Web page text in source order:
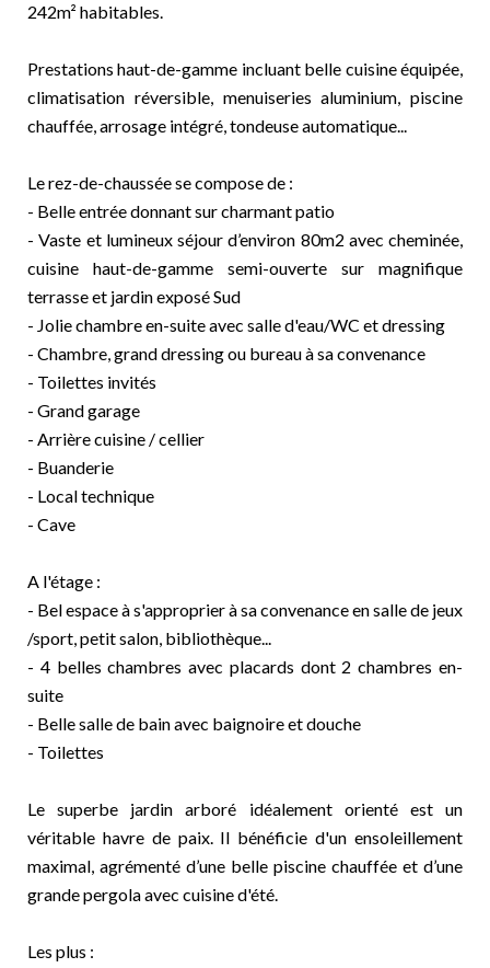
242m² habitables.
Prestations haut-de-gamme incluant belle cuisine équipée,
climatisation réversible, menuiseries aluminium, piscine
chauffée, arrosage intégré, tondeuse automatique...
Le rez-de-chaussée se compose de :
- Belle entrée donnant sur charmant patio
- Vaste et lumineux séjour d’environ 80m2 avec cheminée,
cuisine haut-de-gamme semi-ouverte sur magnifique
terrasse et jardin exposé Sud
- Jolie chambre en-suite avec salle d'eau/WC et dressing
- Chambre, grand dressing ou bureau à sa convenance
- Toilettes invités
- Grand garage
- Arrière cuisine / cellier
- Buanderie
- Local technique
- Cave
A l'étage :
- Bel espace à s'approprier à sa convenance en salle de jeux
/sport, petit salon, bibliothèque...
- 4 belles chambres avec placards dont 2 chambres en-
suite
- Belle salle de bain avec baignoire et douche
- Toilettes
Le superbe jardin arboré idéalement orienté est un
véritable havre de paix. Il bénéficie d'un ensoleillement
maximal, agrémenté d’une belle piscine chauffée et d’une
grande pergola avec cuisine d'été.
Les plus :